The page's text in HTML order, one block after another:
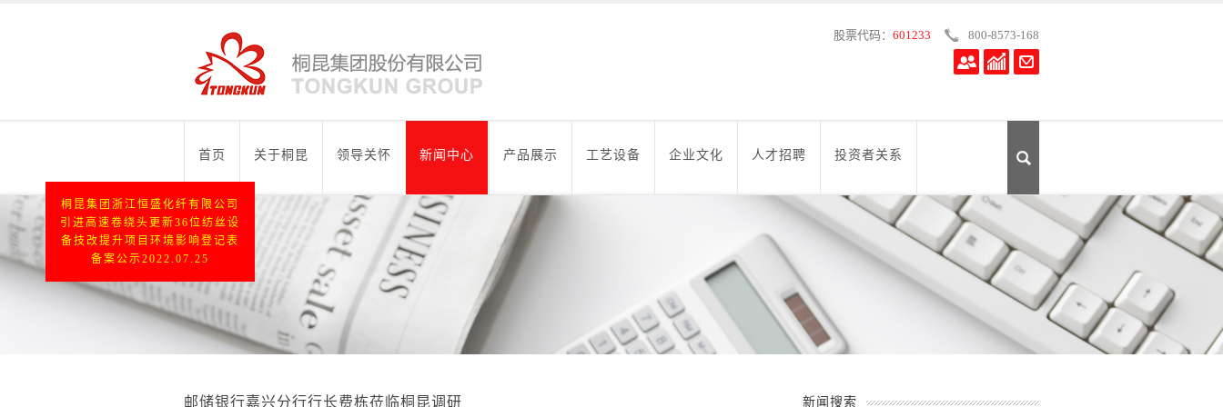
股票代码： 601233 800-8573-168
首页 关于桐昆 领导关怀 新闻中心 产品展示 工艺设备 企业文化 人才招聘 投资者关系
邮储银行嘉兴分行行长费栋莅临桐昆调研 新闻搜索
桐昆集团浙江恒盛化纤有限公司
引进高速卷绕头更新36位纺丝设
备技改提升项目环境影响登记表
备案公示2022.07.25